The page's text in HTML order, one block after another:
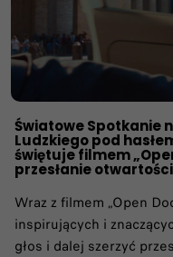
Światowe Spotkanie
Ludzkiego pod
świętuje filmem
przesłanie
Wraz z filmem „Open
inspirujących i
głos i dalej szerzyć